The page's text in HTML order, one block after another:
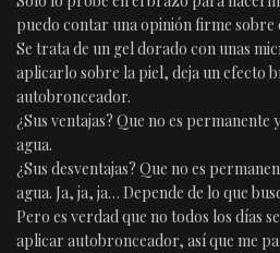
puedo contar una opinión firme sobre
Se trata de un gel dorado con unas
aplicarlo sobre la piel, deja un efecto
autobronceador.
¿Sus ventajas? Que no es permanente
agua.
¿Sus desventajas? Que no es
agua. Ja, ja, ja… Depende de lo que
Pero es verdad que no todos los días
aplicar autobronceador, así que me